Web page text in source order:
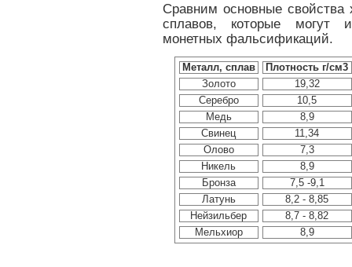
Сравним основные
сплавов, которые могут
монетных фальсификаций.
Металл, сплав
Плотность г/см3
Золото
19,32
Серебро
10,5
Медь
8,9
Свинец
11,34
Олово
7,3
Никель
8,9
Бронза
7,5 -9,1
Латунь
8,2 - 8,85
Нейзильбер
8,7 - 8,82
Мельхиор
8,9